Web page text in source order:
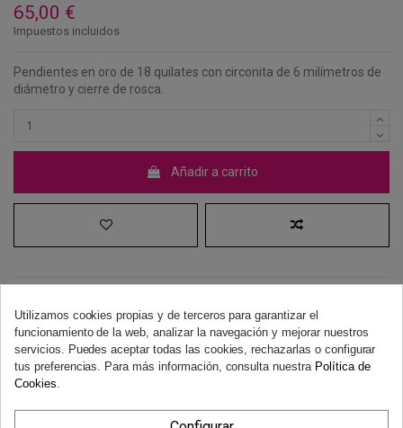
65,00 €
Impuestos incluidos
Pendientes en oro de 18 quilates con circonita de 6 milímetros de
diámetro y cierre de rosca.
Añadir a carrito
Derecho de desistimiento
Dispones de 14 días naturales para desistir de tu compra, sin
necesidad de justificación.
Utilizamos cookies propias y de terceros para garantizar el
funcionamiento de la web, analizar la navegación y mejorar nuestros
servicios. Puedes aceptar todas las cookies, rechazarlas o configurar
tus preferencias. Para más información, consulta nuestra Política de
Cookies